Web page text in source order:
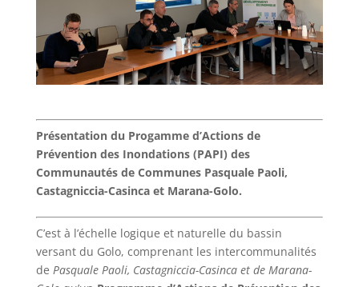
Présentation du Progamme d’Actions de
Prévention des Inondations (PAPI) des
Communautés de Communes Pasquale Paoli,
Castagniccia-Casinca et Marana-Golo.
C’est à l’échelle logique et naturelle du bassin
versant du Golo, comprenant les intercommunalités
de Pasquale Paoli, Castagniccia-Casinca et de Marana-